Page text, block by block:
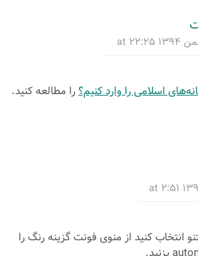
اسلامی را وارد کنیم؟را مطالعه کنید.
انتخاب کنید از منوی فونت گزینه رنگ را